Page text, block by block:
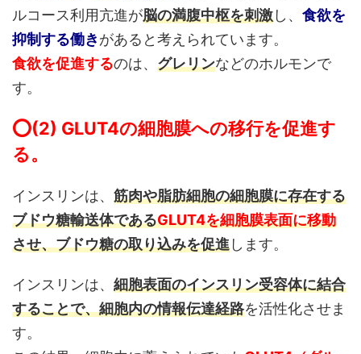
ルコース利用亢進が脳の満腹中枢を刺激し、 食欲を
抑制する働きがあると考えられています。
食欲を促進するのは、 グレリンなどのホルモンで
す。
⭕️(2) GLUT4の細胞膜への移行を促進す
る。
インスリンは、 筋肉や脂肪細胞の細胞膜に存在する
ブドウ糖輸送体であるGLUT4を細胞膜表面に移動
させ、ブドウ糖の取り込みを促進します。
インスリンは、 細胞表面のインスリン受容体に結合
することで、細胞内の情報伝達経路を活性化させま
す。